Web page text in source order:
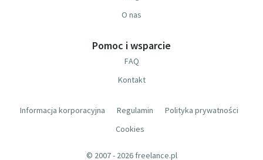
O nas
Pomoc i wsparcie
FAQ
Kontakt
Informacja korporacyjna Regulamin
Polityka prywatności
Cookies
© 2007 - 2026 freelance.pl